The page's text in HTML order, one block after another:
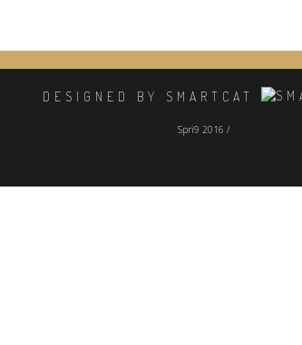
DESIGNED BY SMARTCAT
Spri9 2016 /